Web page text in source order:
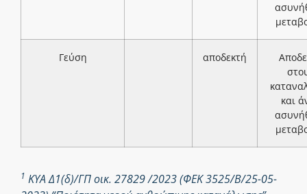
Γεύση αποδεκτή
και
1 ΚΥΑ Δ1(δ)/ΓΠ οικ. 27829 /2023 (ΦΕΚ 3525/Β/25-05-